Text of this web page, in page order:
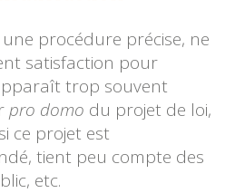
procédure précise, ne
satisfaction pour
trop souvent
pro domo du projet de loi,
ce projet est
tient peu compte des
etc.